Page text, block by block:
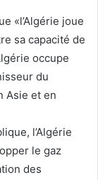
«l’Algérie joue
sa capacité de
occupe
du
Asie et en
l’Algérie
le gaz
des